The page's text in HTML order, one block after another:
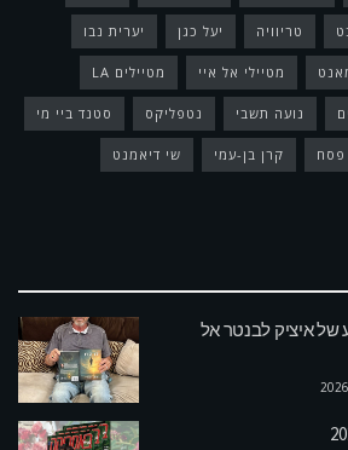
טריוויה יעל כגן יערית נבו
מטיילי אל איי מטיילים LA
נועה תשבי נטפליקס סטנד ביי מי
פסח קרן בן-עמי שי דיאמנט
של איציק לבנטר אל